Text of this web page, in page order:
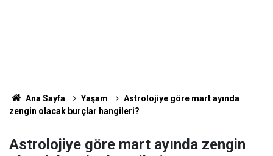
Ana Sayfa Yaşam
Astrolojiye göre mart ayında
zengin olacak burçlar hangileri?
Astrolojiye göre mart ayında zengin